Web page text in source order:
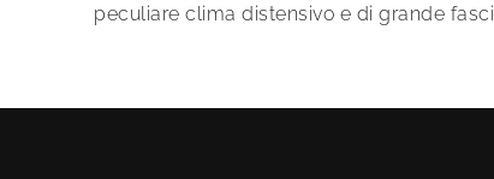
peculiare clima distensivo e di grande